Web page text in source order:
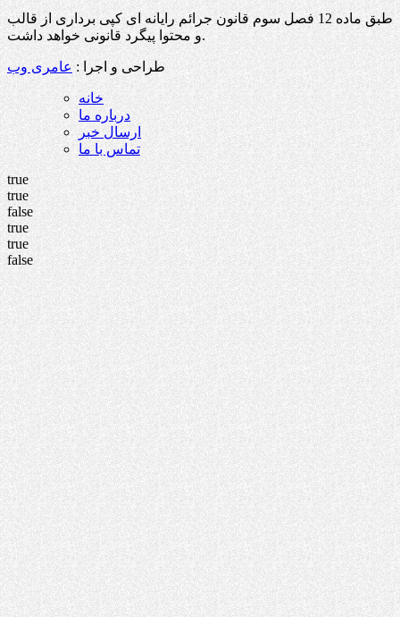
طبق ماده 12 فصل سوم قانون جرائم رایانه ای کپی برداری از قالب
و محتوا پیگرد قانونی خواهد داشت.
طراحی و اجرا : عامری وب
خانه
درباره ما
ارسال خبر
تماس با ما
true
true
false
true
true
false